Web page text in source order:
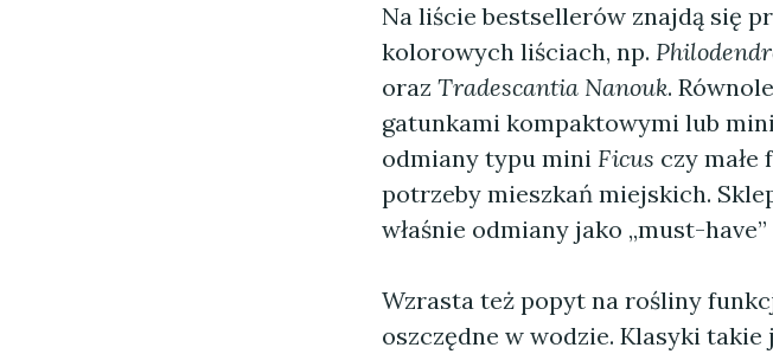
Na liście bestsellerów znajdą się
kolorowych liściach, np.
oraz Tradescantia Nanouk.
gatunkami kompaktowymi lub
odmiany typu mini Ficus czy
potrzeby mieszkań miejskich.
właśnie odmiany jako „must-have”
Wzrasta też popyt na rośliny
oszczędne w wodzie. Klasyki takie